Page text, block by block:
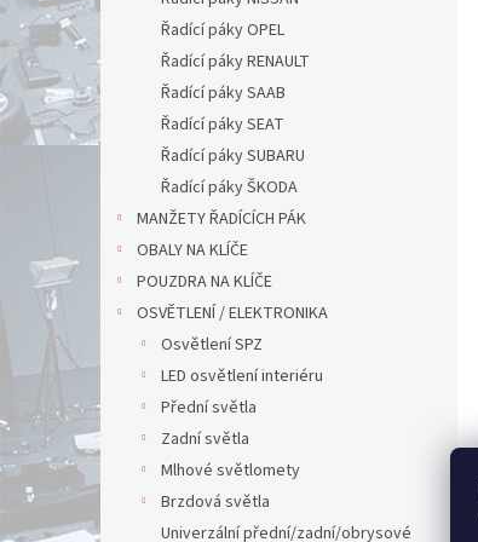
Řadící páky OPEL
Řadící páky RENAULT
Řadící páky SAAB
Řadící páky SEAT
Řadící páky SUBARU
Řadící páky ŠKODA
MANŽETY ŘADÍCÍCH PÁK
OBALY NA KLÍČE
POUZDRA NA KLÍČE
OSVĚTLENÍ / ELEKTRONIKA
Osvětlení SPZ
LED osvětlení interiéru
Přední světla
Zadní světla
Mlhové světlomety
Brzdová světla
Univerzální přední/zadní/obrysové